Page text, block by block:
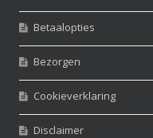
Betaalopties
Bezorgen
Cookieverklaring
Disclaimer